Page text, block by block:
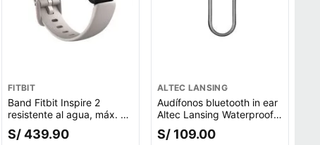
FITBIT
Band Fitbit Inspire 2
resistente al agua, máx. 10
días, 20 modos deportivos,
color blanco
S/ 439.90
ALTEC LANSING
Audífonos bluetooth in ear
Altec Lansing Waterproof
deportivo IPX6, micrófono
incorporado, máx. 6 horas,
S/ 109.00